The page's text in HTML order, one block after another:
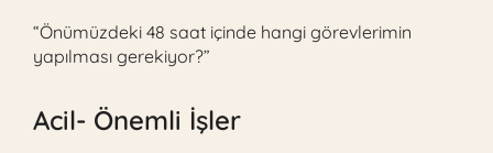
“Önümüzdeki 48 saat içinde hangi görevlerimin
yapılması gerekiyor?”
Acil- Önemli İşler